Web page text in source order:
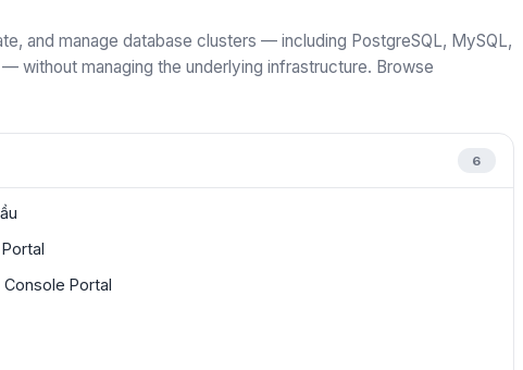
and manage database clusters — including PostgreSQL, MySQL,
without managing the underlying infrastructure. Browse
6
Portal